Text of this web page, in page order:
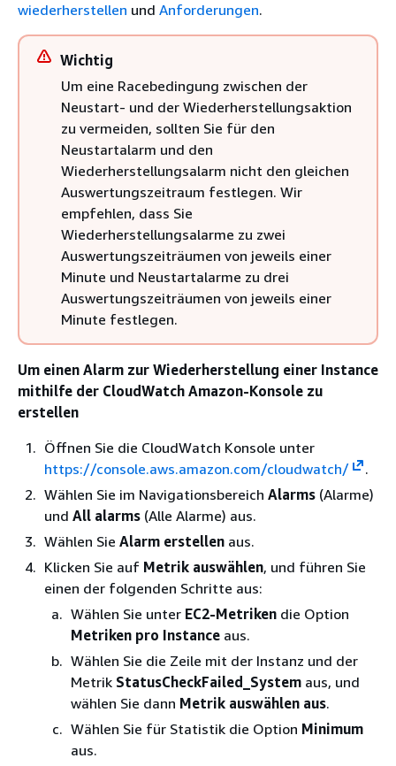
wiederherstellen und Anforderungen.
Wichtig
Um eine Racebedingung zwischen der
Neustart- und der Wiederherstellungsaktion
zu vermeiden, sollten Sie für den
Neustartalarm und den
Wiederherstellungsalarm nicht den gleichen
Auswertungszeitraum festlegen. Wir
empfehlen, dass Sie
Wiederherstellungsalarme zu zwei
Auswertungszeiträumen von jeweils einer
Minute und Neustartalarme zu drei
Auswertungszeiträumen von jeweils einer
Minute festlegen.
Um einen Alarm zur Wiederherstellung einer Instance
mithilfe der CloudWatch Amazon-Konsole zu
erstellen
Öffnen Sie die CloudWatch Konsole unter
https://console.aws.amazon.com/cloudwatch/
.
Wählen Sie im Navigationsbereich Alarms (Alarme)
und All alarms (Alle Alarme) aus.
Wählen Sie Alarm erstellen aus.
Klicken Sie auf Metrik auswählen, und führen Sie
einen der folgenden Schritte aus:
Wählen Sie unter EC2-Metriken die Option
Metriken pro Instance aus.
Wählen Sie die Zeile mit der Instanz und der
Metrik StatusCheckFailed_System aus, und
wählen Sie dann Metrik auswählen aus.
Wählen Sie für Statistik die Option Minimum
aus.